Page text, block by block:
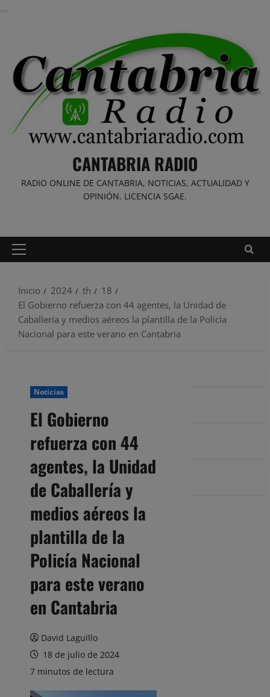
CANTABRIA RADIO
RADIO ONLINE DE CANTABRIA, NOTICIAS, ACTUALIDAD Y
OPINIÓN. LICENCIA SGAE.
Menú
Inicio
2024 th
18
El Gobierno refuerza con 44 agentes, la Unidad de
Caballería y medios aéreos la plantilla de la Policía
Nacional para este verano en Cantabria
Noticias
El Gobierno
refuerza con 44
agentes, la Unidad
de Caballería y
medios aéreos la
plantilla de la
Policía Nacional
para este verano
en Cantabria
David Laguillo
18 de julio de 2024
7 minutos de lectura